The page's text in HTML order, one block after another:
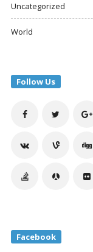
Uncategorized
World
Follow Us
Facebook